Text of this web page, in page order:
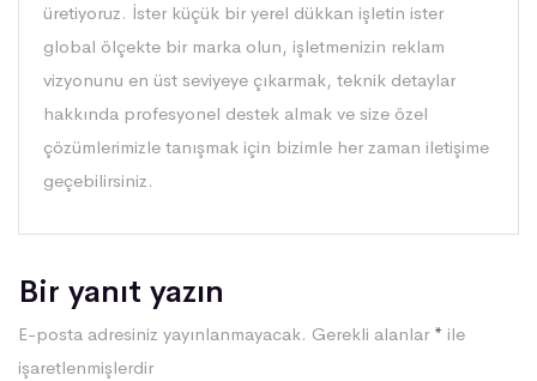
üretiyoruz. İster küçük bir yerel dükkan işletin ister
global ölçekte bir marka olun, işletmenizin reklam
vizyonunu en üst seviyeye çıkarmak, teknik detaylar
hakkında profesyonel destek almak ve size özel
çözümlerimizle tanışmak için bizimle her zaman iletişime
geçebilirsiniz.
Bir yanıt yazın
E-posta adresiniz yayınlanmayacak. Gerekli alanlar * ile
işaretlenmişlerdir